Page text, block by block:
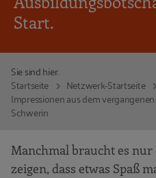
Start.
Sie sind hier:
Startseite
Netzwerk-Startseite
Impressionen aus dem
Schwerin
Manchmal braucht es
zeigen, dass etwas Spaß